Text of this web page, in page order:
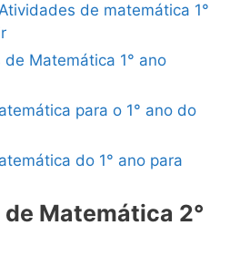
de matemática 1°
Matemática 1° ano
para o 1° ano do
do 1° ano para
Matemática 2°